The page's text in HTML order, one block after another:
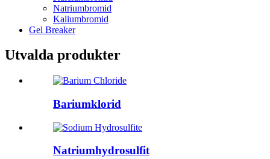
Natriumbromid
Kaliumbromid
Gel Breaker
Utvalda produkter
Bariumklorid
Natriumhydrosulfit